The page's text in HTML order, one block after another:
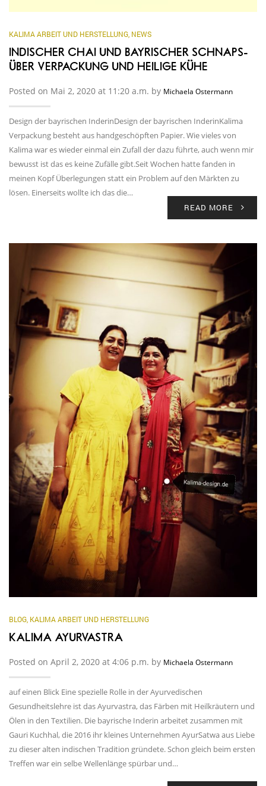
KALIMA ARBEIT UND HERSTELLUNG NEWS
INDISCHER CHAI UND BAYRISCHER SCHNAPS-
ÜBER VERPACKUNG UND HEILIGE KÜHE
Posted on Mai 2, 2020 at 11:20 a.m. by Michaela Ostermann
Design der bayrischen InderinDesign der bayrischen InderinKalima
Verpackung besteht aus handgeschöpften Papier. Wie vieles von
Kalima war es wieder einmal ein Zufall der dazu führte, auch wenn mir
bewusst ist das es keine Zufälle gibt.Seit Wochen hatte fanden in
meinen Kopf Überlegungen statt ein Problem auf den Märkten zu
lösen. Einerseits wollte ich das die…
READ MORE
BLOG KALIMA ARBEIT UND HERSTELLUNG
KALIMA AYURVASTRA
Posted on April 2, 2020 at 4:06 p.m. by Michaela Ostermann
auf einen Blick Eine spezielle Rolle in der Ayurvedischen
Gesundheitslehre ist das Ayurvastra, das Färben mit Heilkräutern und
Ölen in den Textilien. Die bayrische Inderin arbeitet zusammen mit
Gauri Kuchhal, die 2016 ihr kleines Unternehmen AyurSatwa aus Liebe
zu dieser alten indischen Tradition gründete. Schon gleich beim ersten
Treffen war ein selbe Wellenlänge spürbar und…